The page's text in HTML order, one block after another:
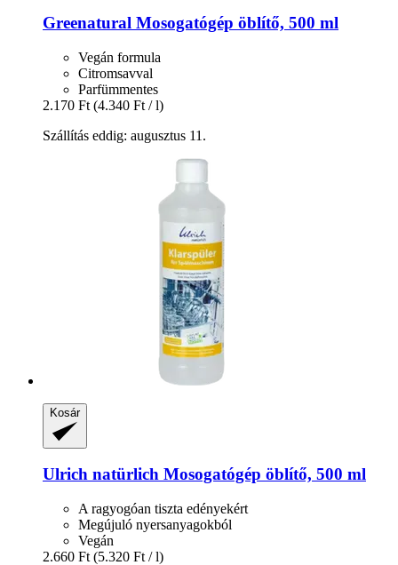
Greenatural Mosogatógép öblítő, 500 ml
Vegán formula
Citromsavval
Parfümmentes
2.170 Ft (4.340 Ft / l)
Szállítás eddig: augusztus 11.
Kosár
Ulrich natürlich Mosogatógép öblítő, 500 ml
A ragyogóan tiszta edényekért
Megújuló nyersanyagokból
Vegán
2.660 Ft (5.320 Ft / l)